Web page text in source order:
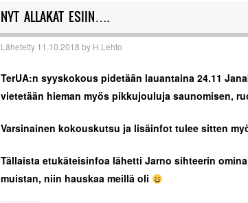
NYT ALLAKAT ESIIN….
Lähetetty 11.10.2018 by H.Lehto
TerUA:n syyskokous pidetään lauantaina 24.11
vietetään hieman myös pikkujouluja saunomisen,
Varsinainen kokouskutsu ja lisäinfot tulee sitten
Tällaista etukäteisinfoa lähetti Jarno sihteerin
muistan, niin hauskaa meillä oli